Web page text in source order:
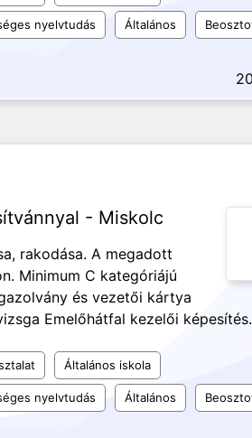
nyelvtudás Általános
- Miskolc
rakodása. A megadott
Minimum C kategóriájú
és vezetői kártya
Emelőhátfal kezelői
Általános iskola
nyelvtudás Általános